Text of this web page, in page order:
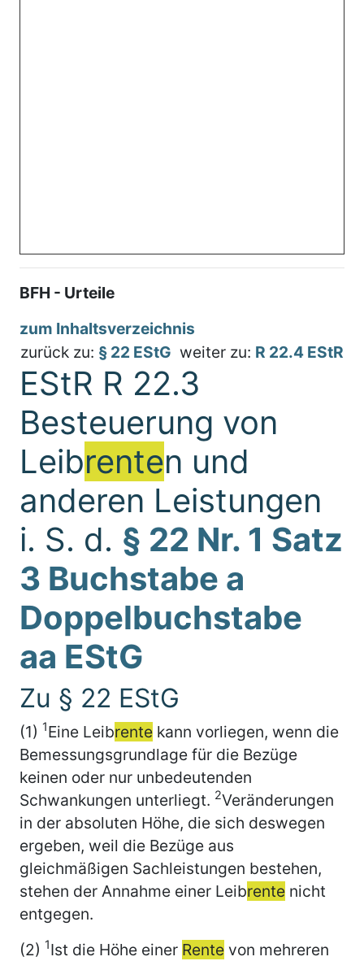
BFH - Urteile
zum Inhaltsverzeichnis
zurück zu: § 22 EStG weiter zu: R 22.4 EStR
EStR R 22.3
Besteuerung von
Leibrenten und
anderen Leistungen
i. S. d. § 22 Nr. 1 Satz
3 Buchstabe a
Doppelbuchstabe
aa EStG
Zu § 22 EStG
(1) 1Eine Leibrente kann vorliegen, wenn die
Bemessungsgrundlage für die Bezüge
keinen oder nur unbedeutenden
Schwankungen unterliegt. 2Veränderungen
in der absoluten Höhe, die sich deswegen
ergeben, weil die Bezüge aus
gleichmäßigen Sachleistungen bestehen,
stehen der Annahme einer Leibrente nicht
entgegen.
(2) 1Ist die Höhe einer Rente von mehreren